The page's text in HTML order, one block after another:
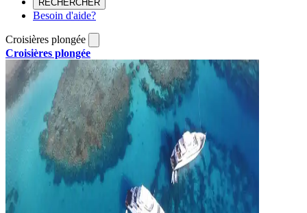
RECHERCHER
Besoin d'aide?
Croisières plongée
Croisières plongée